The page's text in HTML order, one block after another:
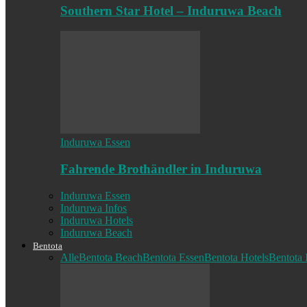
Southern Star Hotel – Induruwa Beach
Induruwa Essen
Fahrende Brothändler in Induruwa
Induruwa Essen
Induruwa Infos
Induruwa Hotels
Induruwa Beach
Bentota
AlleBentota BeachBentota EssenBentota HotelsBentota